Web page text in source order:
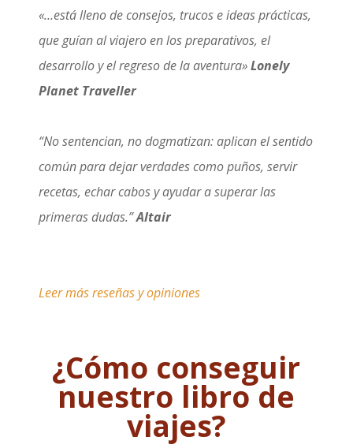
«…está lleno de consejos, trucos e ideas prácticas,
que guían al viajero en los preparativos, el
desarrollo y el regreso de la aventura»Lonely
Planet Traveller
“No sentencian, no dogmatizan: aplican el sentido
común para dejar verdades como puños, servir
recetas, echar cabos y ayudar a superar las
primeras dudas.”Altair
Leer más reseñas y opiniones
¿Cómo conseguir
nuestro libro de
viajes?